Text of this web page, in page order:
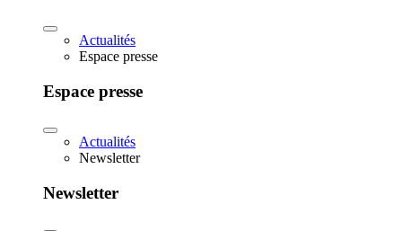
Actualités
Espace presse
Espace presse
Actualités
Newsletter
Newsletter